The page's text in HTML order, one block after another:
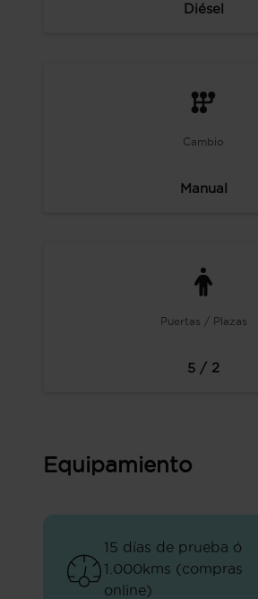
Diésel
Cambio
Manual
Puertas / Plazas
5 / 2
Equipamiento
15 días de prueba ó
1.000kms (compras
online)